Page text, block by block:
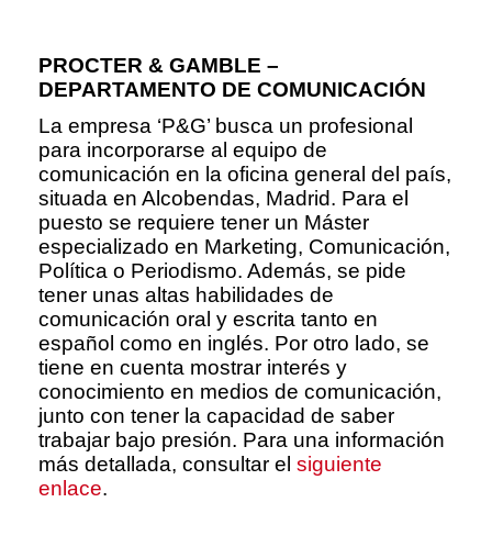
PROCTER & GAMBLE –
DEPARTAMENTO DE COMUNICACIÓN
La empresa ‘P&G’ busca un profesional
para incorporarse al equipo de
comunicación en la oficina general del país,
situada en Alcobendas, Madrid. Para el
puesto se requiere tener un Máster
especializado en Marketing, Comunicación,
Política o Periodismo. Además, se pide
tener unas altas habilidades de
comunicación oral y escrita tanto en
español como en inglés. Por otro lado, se
tiene en cuenta mostrar interés y
conocimiento en medios de comunicación,
junto con tener la capacidad de saber
trabajar bajo presión. Para una información
más detallada, consultar el siguiente
enlace.